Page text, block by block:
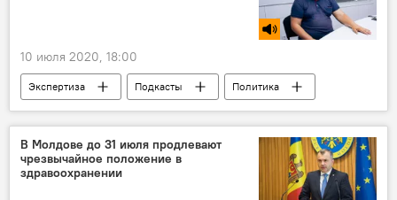
10 июля 2020, 18:00
Экспертиза Подкасты
Политика
В Молдове
Интервью Новости
В Молдове до 31 июля продлевают
чрезвычайное положение в
здравоохранении